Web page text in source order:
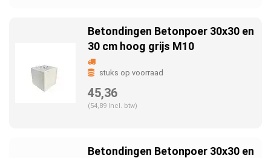
Betondingen Betonpoer 30x30 en
30 cm hoog grijs M10
stuks op voorraad
45,36
(54,89 Incl. btw)
Betondingen Betonpoer 30x30 en